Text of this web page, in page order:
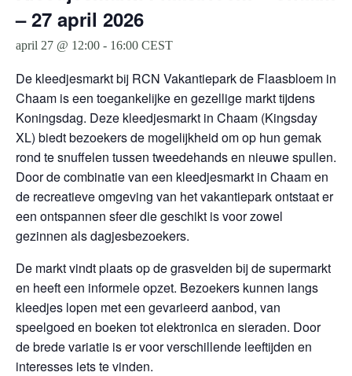
– 27 april 2026
april 27 @ 12:00 - 16:00 CEST
De kleedjesmarkt bij RCN Vakantiepark de Flaasbloem in
Chaam is een toegankelijke en gezellige markt tijdens
Koningsdag. Deze kleedjesmarkt in Chaam (Kingsday
XL) biedt bezoekers de mogelijkheid om op hun gemak
rond te snuffelen tussen tweedehands en nieuwe spullen.
Door de combinatie van een kleedjesmarkt in Chaam en
de recreatieve omgeving van het vakantiepark ontstaat er
een ontspannen sfeer die geschikt is voor zowel
gezinnen als dagjesbezoekers.
De markt vindt plaats op de grasvelden bij de supermarkt
en heeft een informele opzet. Bezoekers kunnen langs
kleedjes lopen met een gevarieerd aanbod, van
speelgoed en boeken tot elektronica en sieraden. Door
de brede variatie is er voor verschillende leeftijden en
interesses iets te vinden.